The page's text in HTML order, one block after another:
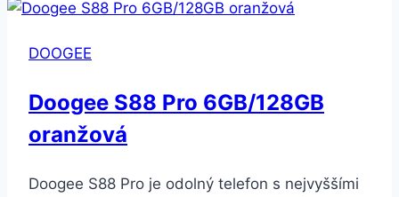
128
černý
DOOGEE
Doogee S88 Pro 6GB/128GB
oranžová
Doogee S88 Pro je odolný telefon s nejvyššími